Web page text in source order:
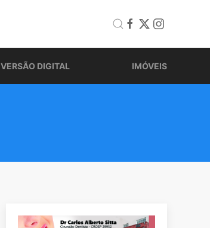
VERSÃO DIGITAL IMÓVEIS